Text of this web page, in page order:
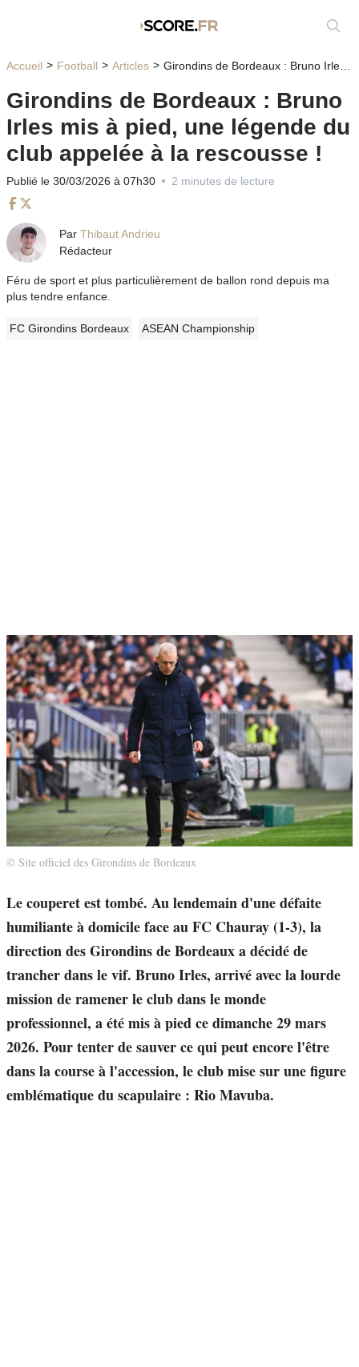
Accueil Football Articles Girondins de Bordeaux : Bruno Irles mis à pied, une légende du club appelée à la rescousse !
Girondins de Bordeaux : Bruno
Irles mis à pied, une légende du
club appelée à la rescousse !
Publié le 30/03/2026 à 07h30 2 minutes de lecture
Par Thibaut Andrieu
Rédacteur
Féru de sport et plus particulièrement de ballon rond depuis ma
plus tendre enfance.
FC Girondins Bordeaux ASEAN Championship
© Site officiel des Girondins de Bordeaux
Le couperet est tombé. Au lendemain d'une défaite
humiliante à domicile face au FC Chauray (1-3), la
direction des Girondins de Bordeaux a décidé de
trancher dans le vif. Bruno Irles, arrivé avec la lourde
mission de ramener le club dans le monde
professionnel, a été mis à pied ce dimanche 29 mars
2026. Pour tenter de sauver ce qui peut encore l'être
dans la course à l'accession, le club mise sur une figure
emblématique du scapulaire : Rio Mavuba.